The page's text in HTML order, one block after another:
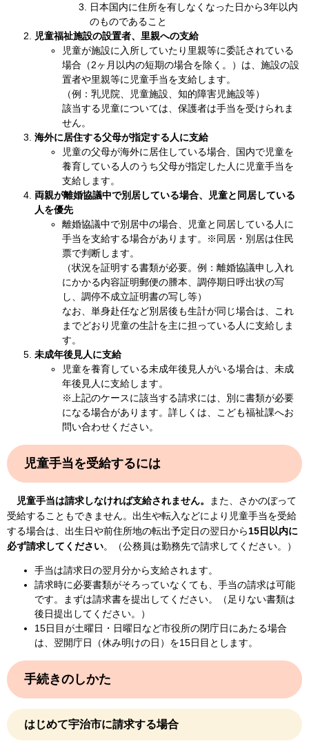
日本国内に住所を有しなくなった日から3年以内
のものであること
児童福祉施設の設置者、里親への支給
児童が施設に入所していたり里親等に委託されている
場合（2ヶ月以内の短期の場合を除く。）は、施設の設
置者や里親等に児童手当を支給します。
（例：乳児院、児童施設、知的障害児施設等）
該当する児童については、保護者は手当を受けられま
せん。
海外に居住する父母が指定する人に支給
児童の父母が海外に居住している場合、国内で児童を
養育している人のうち父母が指定した人に児童手当を
支給します。
両親が離婚協議中で別居している場合、児童と同居している
人を優先
離婚協議中で別居中の場合、児童と同居している人に
手当を支給する場合があります。※同居・別居は住民
票で判断します。
（状況を証明する書類が必要。例：離婚協議申し入れ
にかかる内容証明郵便の謄本、調停期日呼出状の写
し、調停不成立証明書の写し等）
なお、単身赴任など別居後も生計が同じ場合は、これ
までどおり児童の生計を主に担っている人に支給しま
す。
未成年後見人に支給
児童を養育している未成年後見人がいる場合は、未成
年後見人に支給します。
※上記のケースに該当する請求には、別に書類が必要
になる場合があります。詳しくは、こども福祉課へお
問い合わせください。
児童手当を受給するには
児童手当は請求しなければ支給されません。
また、さかのぼって
受給することもできません。出生や転入などにより児童手当を受給
する場合は、出生日や前住所地の転出予定日の翌日から15日以内に
必ず請求してください。（公務員は勤務先で請求してください。）
手当は請求日の翌月分から支給されます。
請求時に必要書類がそろっていなくても、手当の請求は可能
です。まずは請求書を提出してください。（足りない書類は
後日提出してください。）
15日目が土曜日・日曜日など市役所の閉庁日にあたる場合
は、翌開庁日（休み明けの日）を15日目とします。
手続きのしかた
はじめて宇治市に請求する場合